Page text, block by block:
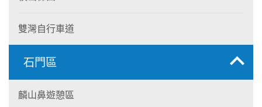
雙灣自行車道
石門區
麟山鼻遊憩區